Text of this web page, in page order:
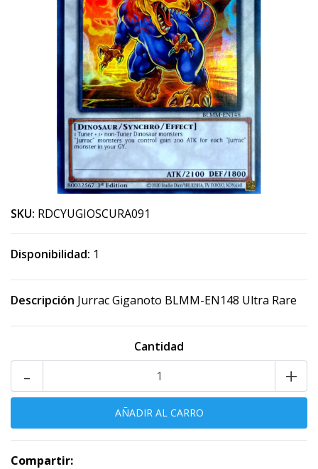
SKU: RDCYUGIOSCURA091
Disponibilidad: 1
Descripción Jurrac Giganoto BLMM-EN148 Ultra Rare
Cantidad
+
-
Compartir: